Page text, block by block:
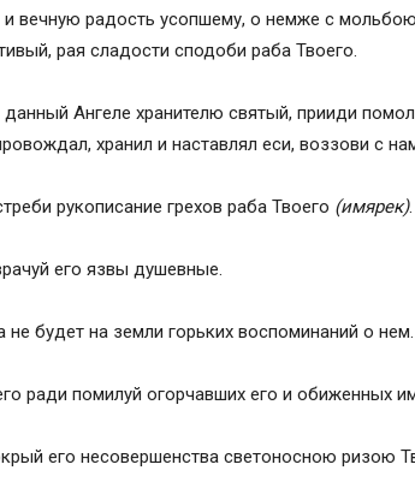
2
4
5
6
7
8
9
вечную радость усопшему, о немже с
рая сладости сподоби раба Твоего.
Ангеле хранителю святый, прииди
хранил и наставлял еcи, воззови с
рукописание грехов раба Твоего (имярек).
его язвы душевные.
не будет на земли горьких воспоминаний о нем.
ради помилуй огорчавших его и обиженных
его несовершенства светоносною ризою